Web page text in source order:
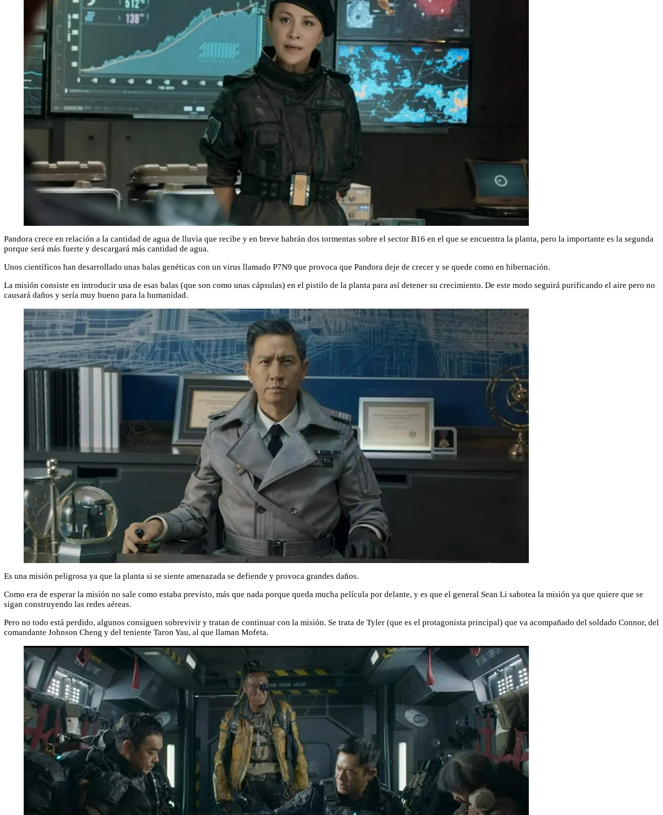
Pandora crece en relación a la cantidad de agua de lluvia que recibe y en breve habrán dos tormentas sobre el sector B16 en el que se encuentra la planta, pero la importante es la segunda
porque será más fuerte y descargará más cantidad de agua.
Unos científicos han desarrollado unas balas genéticas con un virus llamado P7N9 que provoca que Pandora deje de crecer y se quede como en hibernación.
La misión consiste en introducir una de esas balas (que son como unas cápsulas) en el pistilo de la planta para así detener su crecimiento. De este modo seguirá purificando el aire pero no
causará daños y sería muy bueno para la humanidad.
Es una misión peligrosa ya que la planta si se siente amenazada se defiende y provoca grandes daños.
Como era de esperar la misión no sale como estaba previsto, más que nada porque queda mucha película por delante, y es que el general Sean Li sabotea la misión ya que quiere que se
sigan construyendo las redes aéreas.
Pero no todo está perdido, algunos consiguen sobrevivir y tratan de continuar con la misión. Se trata de Tyler (que es el protagonista principal) que va acompañado del soldado Connor, del
comandante Johnson Cheng y del teniente Taron Yau, al que llaman Mofeta.